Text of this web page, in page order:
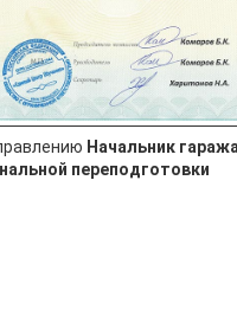
Начальник
переподготовки